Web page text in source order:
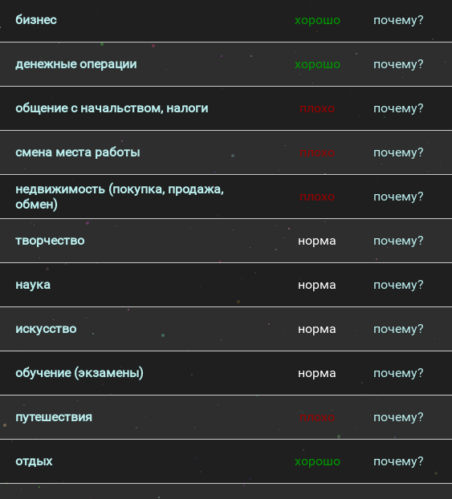
бизнес хорошо почему?
денежные операции хорошо почему?
общение с начальством, налоги плохо почему?
смена места работы плохо почему?
недвижимость (покупка, продажа,
обмен)
плохо почему?
творчество норма почему?
наука норма почему?
искусство норма почему?
обучение (экзамены) норма почему?
путешествия плохо почему?
отдых хорошо почему?